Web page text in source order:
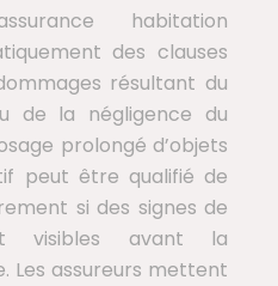
habitation
des clauses
résultant du
de la négligence du
prolongé d’objets
peut être qualifié de
si des signes de
visibles avant la
Les assureurs mettent